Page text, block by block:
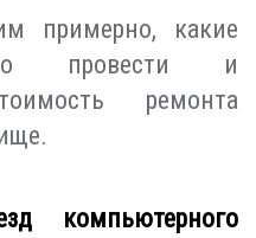
примерно, какие
провести и
ремонта
компьютерного